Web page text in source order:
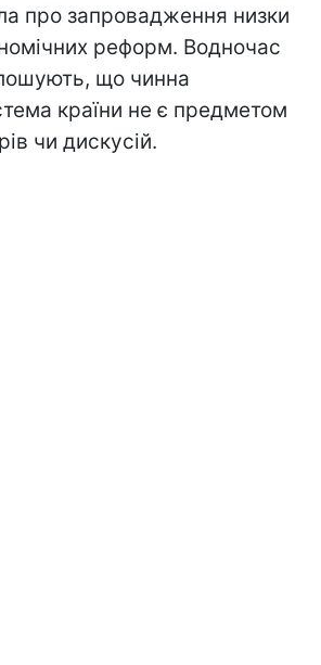
про запровадження низки
реформ. Водночас
що чинна
країни не є предметом
чи дискусій.